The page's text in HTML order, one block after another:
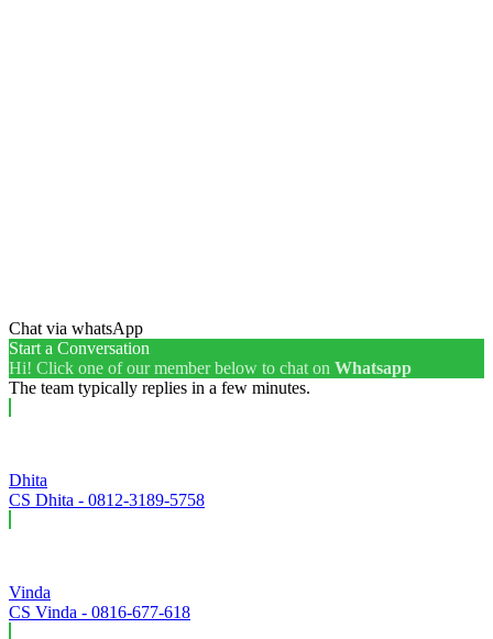
Chat via whatsApp
Start a Conversation
Hi! Click one of our member below to chat on Whatsapp
The team typically replies in a few minutes.
Dhita
CS Dhita - 0812-3189-5758
Vinda
CS Vinda - 0816-677-618